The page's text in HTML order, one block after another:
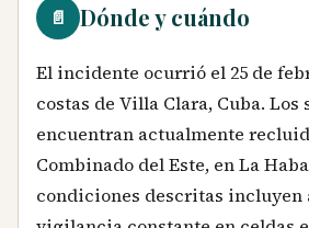
📄 Dónde y cuándo
El incidente ocurrió el 25 de
costas de Villa Clara, Cuba.
encuentran actualmente
Combinado del Este, en La
condiciones descritas incluyen